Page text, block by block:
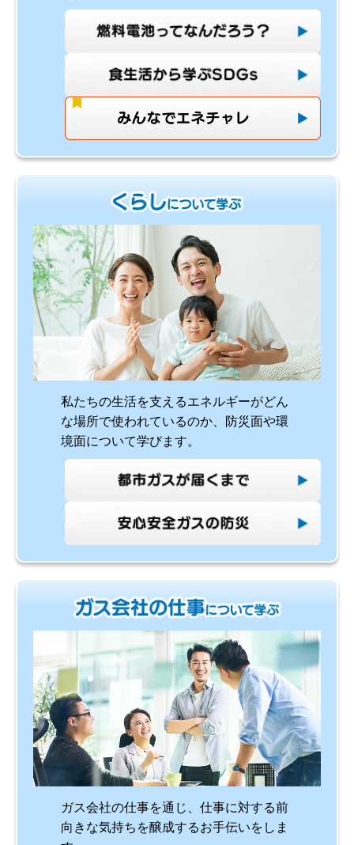
私たちの生活を支えるエネルギーがどん
な場所で使われているのか、防災面や環
境面について学びます。
ガス会社の仕事を通じ、仕事に対する前
向きな気持ちを醸成するお手伝いをしま